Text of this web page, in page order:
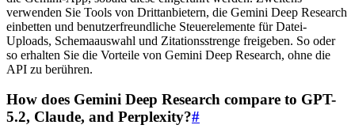
verwenden Sie Tools von Drittanbietern, die Gemini Deep Research
einbetten und benutzerfreundliche Steuerelemente für Datei-
Uploads, Schemaauswahl und Zitationsstrenge freigeben. So oder
so erhalten Sie die Vorteile von Gemini Deep Research, ohne die
API zu berühren.
How does Gemini Deep Research compare to GPT-
5.2, Claude, and Perplexity?#